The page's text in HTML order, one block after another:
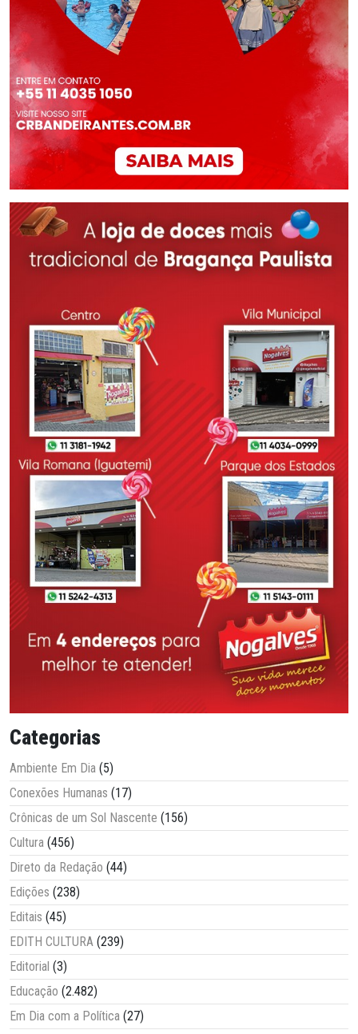
Categorias
Ambiente Em Dia (5)
Conexões Humanas (17)
Crônicas de um Sol Nascente (156)
Cultura (456)
Direto da Redação (44)
Edições (238)
Editais (45)
EDITH CULTURA (239)
Editorial (3)
Educação (2.482)
Em Dia com a Política (27)